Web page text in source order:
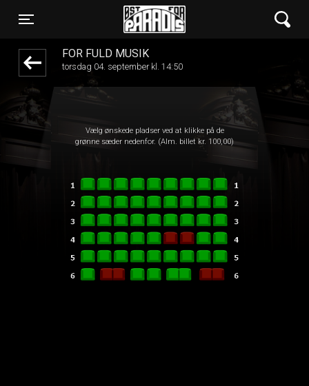
Toggle navigation
Øst for Paradis
FOR FULD MUSIK
torsdag 04. september kl. 14:50
Vælg ønskede pladser ved at klikke på de
grønne sæder nedenfor. (Alm. billet kr. 100,00)
front03-cc 073850